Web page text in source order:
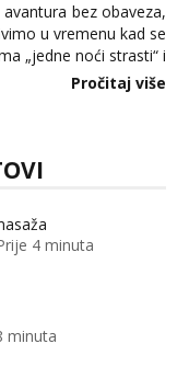
bez obaveza,
u vremenu kad se
„jedne noći strasti“ i
misle žene, a što
Pročitaj više
4 minuta
minuta